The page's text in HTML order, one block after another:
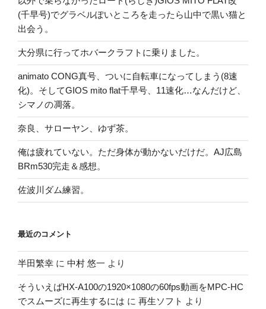
(千早号)でグラベルぽいところを走ったら山中で黒い猫と
出会う。
大分県に行ってホバークラフトに乗りました。
animato CONG真号、ついに自転車になってしまう(8速
化)。そしてGIOS mito flat千早号、11速化…なんだけど、
シマノの凋落。
奈良、サローヤン、ゆず茶。
俺は疲れていない。ただ身体が動かないだけだ。AJ広島
BRm530完走＆感想。
佐波川ダム練習。
最近のコメント
半田繁幸 に 中村 悠一 より
そういえばHX-A100の1920×1080の60fps動画をMPC-HC
でスムーズに再生するには に 再生ソフト より